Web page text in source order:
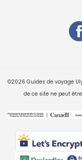
©2026 Guides de voyage
de ce site ne peut